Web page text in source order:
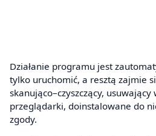
Działanie programu jest
tylko uruchomić, a resztą zajmie
skanująco–czyszczący,
przeglądarki, doinstalowane do
zgody.